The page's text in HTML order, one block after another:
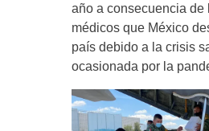
año a consecuencia de
médicos que México
país debido a la crisis
ocasionada por la